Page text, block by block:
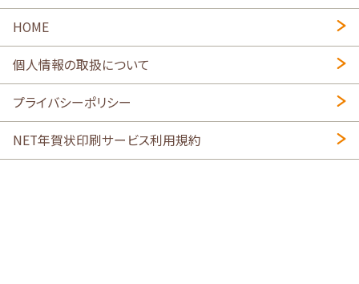
HOME
個人情報の取扱について
プライバシーポリシー
NET年賀状印刷サービス利用規約